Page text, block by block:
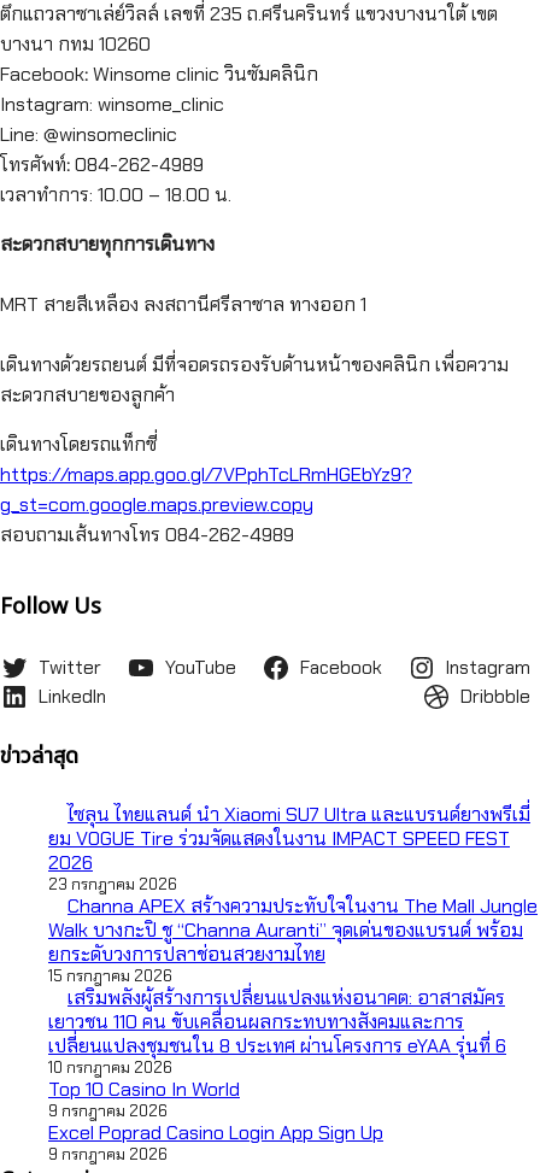
ตึกแถวลาซาเล่ย์วิลล์ เลขที่ 235 ถ.ศรีนครินทร์ แขวงบางนาใต้ เขต
บางนา กทม 10260
Facebook:Winsome clinic วินซัมคลินิก
Instagram: winsome_clinic
Line: @winsomeclinic
โทรศัพท์:084-262-4989
เวลาทำการ: 10.00 – 18.00 น.
สะดวกสบายทุกการเดินทาง
MRT สายสีเหลือง ลงสถานีศรีลาซาล ทางออก 1
เดินทางด้วยรถยนต์ มีที่จอดรถรองรับด้านหน้าของคลินิก เพื่อความ
สะดวกสบายของลูกค้า
เดินทางโดยรถแท็กซี่
https://maps.app.goo.gl/7VPphTcLRmHGEbYz9?
g_st=com.google.maps.preview.copy
สอบถามเส้นทางโทร 084-262-4989
Follow Us
Twitter YouTube Facebook
Instagram
LinkedIn
Dribbble
ข่าวล่าสุด
ไซลุน ไทยแลนด์ นำ Xiaomi SU7 Ultra และแบรนด์ยางพรีเมี่
ยม VOGUE Tire ร่วมจัดแสดงในงาน IMPACT SPEED FEST
2026
23 กรกฎาคม 2026
Channa APEX สร้างความประทับใจในงาน The Mall Jungle
Walk บางกะปิ ชู “Channa Auranti” จุดเด่นของแบรนด์ พร้อม
ยกระดับวงการปลาช่อนสวยงามไทย
15 กรกฎาคม 2026
เสริมพลังผู้สร้างการเปลี่ยนแปลงแห่งอนาคต: อาสาสมัคร
เยาวชน 110 คน ขับเคลื่อนผลกระทบทางสังคมและการ
เปลี่ยนแปลงชุมชนใน 8 ประเทศ ผ่านโครงการ eYAA รุ่นที่ 6
10 กรกฎาคม 2026
Top 10 Casino In World
9 กรกฎาคม 2026
Excel Poprad Casino Login App Sign Up
9 กรกฎาคม 2026